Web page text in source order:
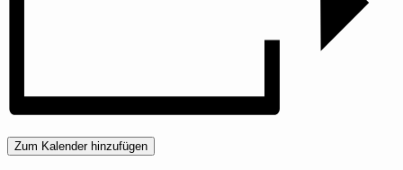
Zum Kalender hinzufügen